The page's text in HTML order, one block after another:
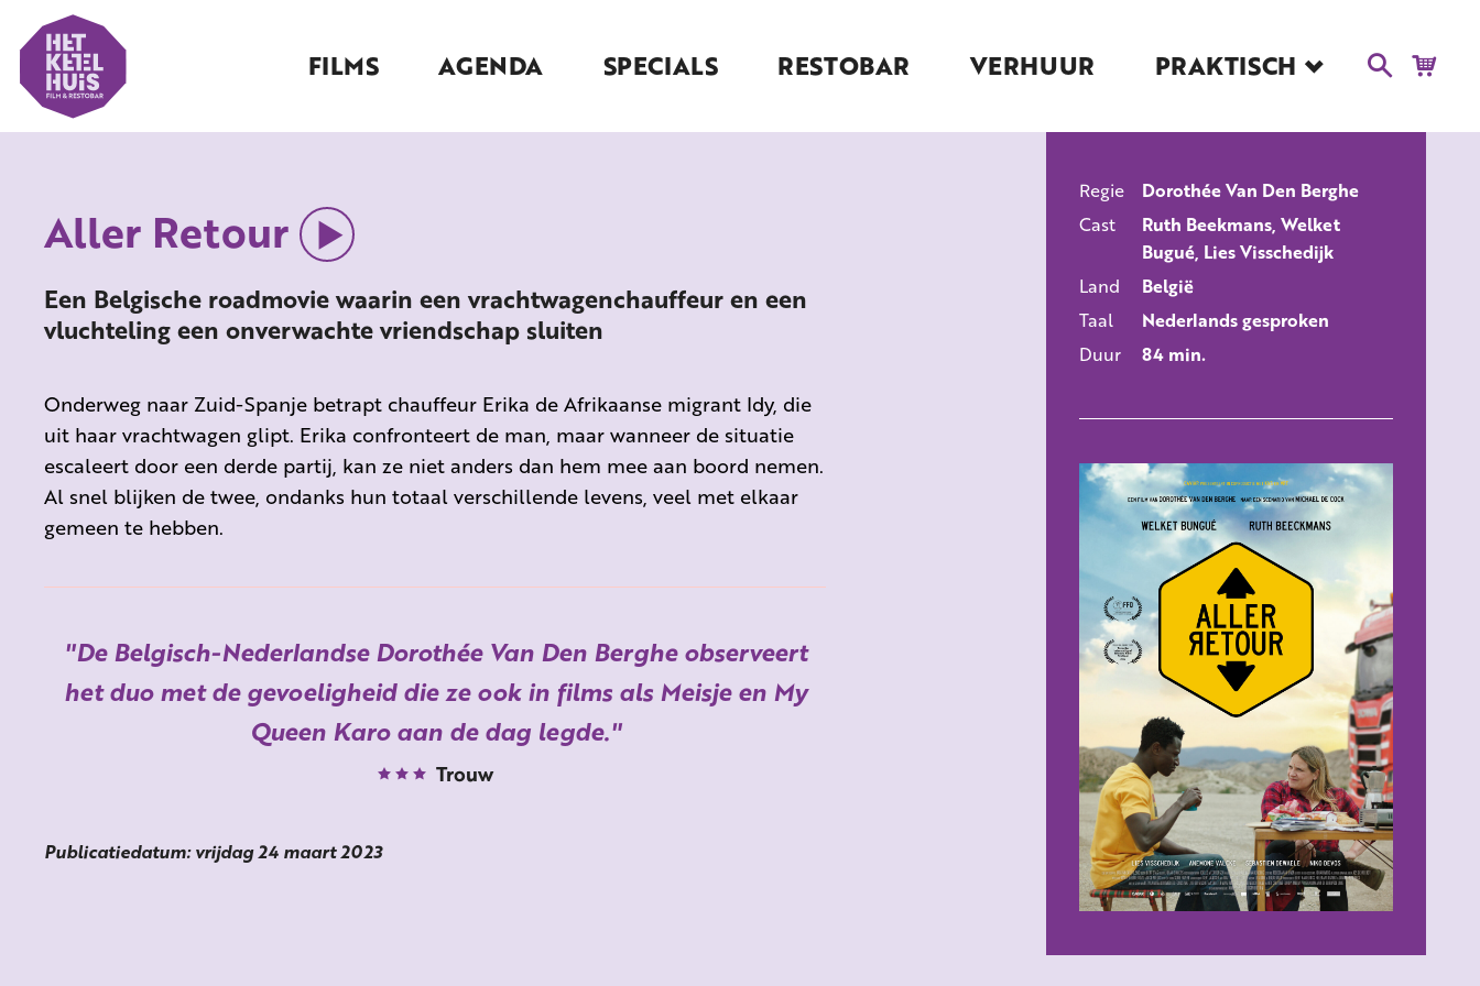
FILMS AGENDA SPECIALS RESTOBAR VERHUUR PRAKTISCH
Blog
Educatie
Kaartverkoop en
Tarieven
Over Het Ketelhuis
Aller Retour
Een Belgische roadmovie waarin een vrachtwagenchauffeur en een
vluchteling een onverwachte vriendschap sluiten
Onderweg naar Zuid-Spanje betrapt chauffeur Erika de Afrikaanse migrant Idy, die
uit haar vrachtwagen glipt. Erika confronteert de man, maarwanneer de situatie
escaleert door een derde partij, kan ze niet anders dan hem mee aan boord nemen.
Al snel blijken de twee, ondanks hun totaal verschillende levens, veel met elkaar
gemeen te hebben.
De Belgisch-Nederlandse Dorothée Van Den Berghe observeert
het duo met de gevoeligheid die ze ook in films als Meisje en My
Queen Karo aan de dag legde.
Trouw
Publicatiedatum: vrijdag 24 maart 2023
ALLE FILMS
Regie
Dorothée Van Den Berghe
Cast
Ruth Beekmans, Welket
Bugué, Lies Visschedijk
Land
België
Taal
Nederlands gesproken
Duur
84 min.